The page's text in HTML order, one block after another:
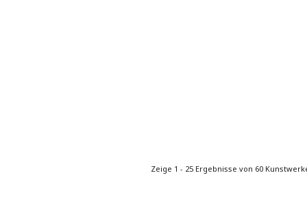
Seiten
Zeige 1 - 25 Ergebnisse von 60